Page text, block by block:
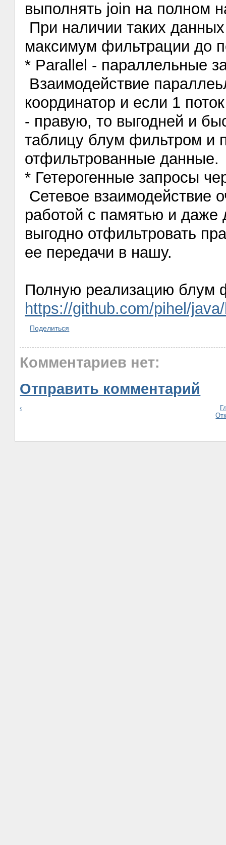
выполнять join на полном
При наличии таких
максимум фильтрации до
* Parallel - параллельные
Взаимодействие
координатор и если 1
- правую, то выгодней и
таблицу блум фильтром и
отфильтрованные данные.
* Гетерогенные запросы
Сетевое взаимодействие
работой с памятью и даже
выгодно отфильтровать
ее передачи в нашу.
Полную реализацию блум
https://github.com/pihel/
Поделиться
Комментариев нет:
Отправить комментарий
‹